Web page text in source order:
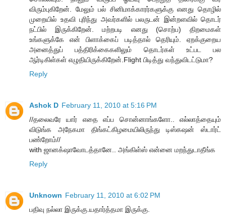
விரும்புகிறேன். மேலும் பல் சினிமாக்காரர்களுக்கு எனது தொழில்
முறையில் உதவி புரிந்து அவர்களில் பலருடன் இன்றளவில் தொடர்
நட்பில் இருக்கிறேன். மற்றபடி எனது (சொற்ப) திறமைகள்
உங்களுக்கே என் பிளாக்கைப் படித்தால் தெரியும். ஏறக்குறைய
அனைத்துப் பத்திரிக்கைகளிலும் தொடர்கள் உட்பட பல
ஆர்டிகிள்கள் எழுதியிருக்கிறேன்.Flight பிடித்து வந்துவிடட்டுமா?
Reply
Ashok D February 11, 2010 at 5:16 PM
//தலைவரே யார் எதை எப்ப சொன்னாங்களோ.. எல்லாத்தையும்
விடுங்க அநேகமா திங்கட்கிழமையிலிருந்து டிஸ்கஷன் ஸ்டார்ட்
பண்றோம்//
with ஜானக்‌ஷாவோடத்தானே.. அங்கிள்ஸ் என்னை மறந்துடாதீங்க
Reply
Unknown February 11, 2010 at 6:02 PM
பதிவு நல்லா இருக்கு.யதார்த்தமா இருக்கு.